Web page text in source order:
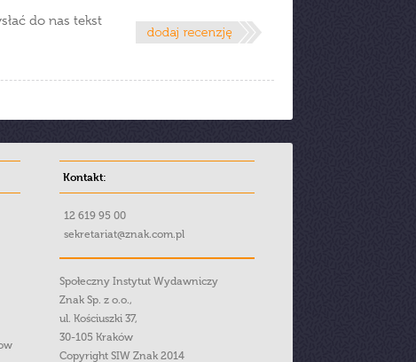
do nas tekst
Kontakt:
12 619 95 00
sekretariat@znak.com.pl
Społeczny Instytut Wydawniczy
Znak Sp. z o.o.,
ul. Kościuszki 37,
30-105 Kraków
Copyright SIW Znak 2014